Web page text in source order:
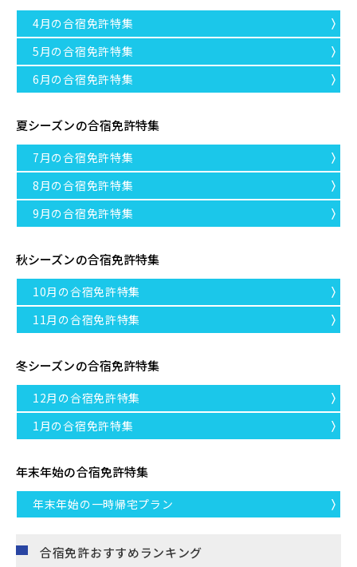
4月の合宿免許特集
5月の合宿免許特集
6月の合宿免許特集
夏シーズンの合宿免許特集
7月の合宿免許特集
8月の合宿免許特集
9月の合宿免許特集
秋シーズンの合宿免許特集
10月の合宿免許特集
11月の合宿免許特集
冬シーズンの合宿免許特集
12月の合宿免許特集
1月の合宿免許特集
年末年始の合宿免許特集
年末年始の一時帰宅プラン
合宿免許おすすめランキング